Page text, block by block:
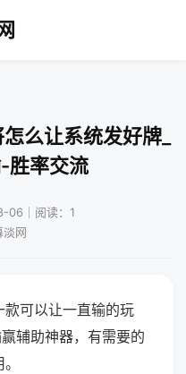
么让系统发好牌_
胜率交流
06｜阅读：1
淡网
可以让一直输的玩
辅助神器，有需要的